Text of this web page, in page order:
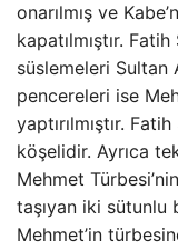
onarılmış ve
kapatılmıştır.
süslemeleri Sultan
pencereleri ise
yaptırılmıştır.
köşelidir. Ayrıca
Mehmet
taşıyan iki sütunlu
Mehmet’in